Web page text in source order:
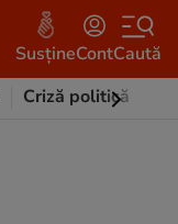
SusțineContCaută
Criză politică